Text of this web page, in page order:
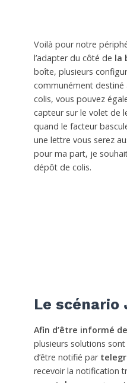
Voilà pour notre
l’adapter du côté de la
boîte, plusieurs
communément
colis, vous pouvez
capteur sur le volet de
quand le facteur
une lettre vous serez
pour ma part, je
dépôt de colis.
Le scénario
Afin d’être informé
plusieurs solutions sont
d’être notifié par
recevoir la notification